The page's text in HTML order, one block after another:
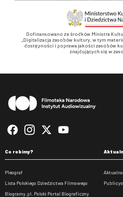
Dofinansowano ze środków Ministra
„Digitalizacja zasobów kultury, w tym
dostępności i poprawa jakości zasobów
znajdujących się w
Co robimy?
Pleograf
Lista Polskiego Dziedzictwa Filmowego
Biogramy.pl. Polski Portal Biograficzny